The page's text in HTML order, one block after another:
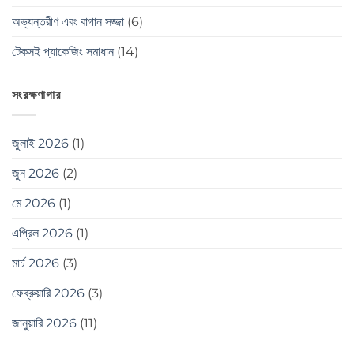
অভ্যন্তরীণ এবং বাগান সজ্জা (6)
টেকসই প্যাকেজিং সমাধান (14)
সংরক্ষণাগার
জুলাই 2026 (1)
জুন 2026 (2)
মে 2026 (1)
এপ্রিল 2026 (1)
মার্চ 2026 (3)
ফেব্রুয়ারি 2026 (3)
জানুয়ারি 2026 (11)